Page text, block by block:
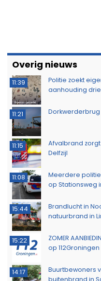
Overig nieuws
11:39
Politie zoekt
aanhouding
11:21
11:15
Afvalbrand
Delfzijl
11:08
Meerdere
op Stationsweg
15:44
Brandlucht in
natuurbrand in
15:22
ZOMER
op 112Groningen
14:17
Buurtbewoners
buitenbrand in